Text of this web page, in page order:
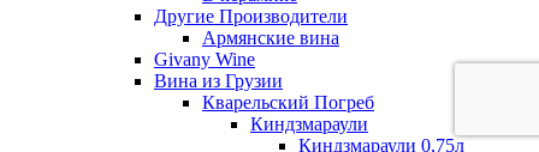
Другие Производители
Армянские вина
Givany Wine
Вина из Грузии
Кварельский Погреб
Киндзмараули
Киндзмараули 0,75л